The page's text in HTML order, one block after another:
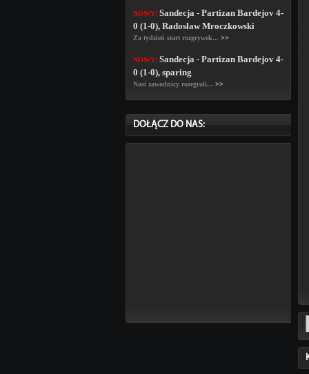
NOWY! Sandecja - Partizan Bardejov 4-
0 (1-0), Radosław Mroczkowski
Za tydzień start rozgrywek... >>
NOWY! Sandecja - Partizan Bardejov 4-
0 (1-0), sparing
Nasi zawodnicy rozegrali... >>
DOŁĄCZ DO NAS: